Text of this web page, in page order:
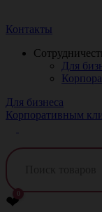
Контакты
Для
Для бизнеса
Корпоративным
❤0